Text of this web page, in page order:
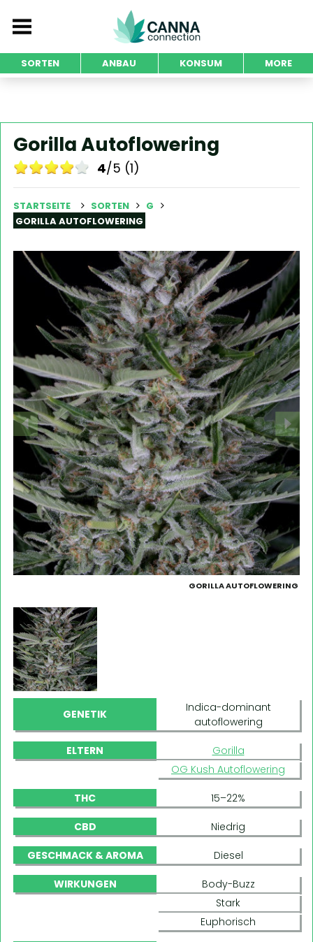
SORTEN ANBAU KONSUM MORE
Gorilla Autoflowering
4/5 (1)
STARTSEITE SORTEN
G
GORILLA AUTOFLOWERING
GORILLA AUTOFLOWERING
GENETIK
Indica-dominant
autoflowering
ELTERN
Gorilla
OG Kush Autoflowering
THC 15–22%
CBD Niedrig
GESCHMACK & AROMA Diesel
WIRKUNGEN
Body-Buzz
Stark
Euphorisch